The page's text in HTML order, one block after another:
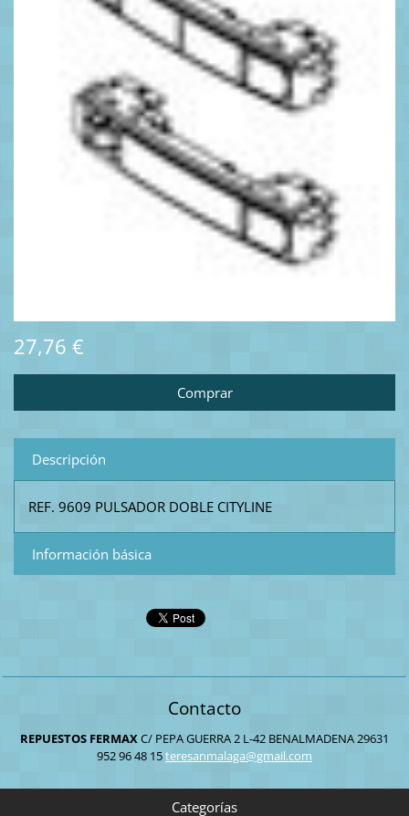
27,76 €
Descripción
REF. 9609 PULSADOR DOBLE CITYLINE
Información básica
Contacto
REPUESTOS FERMAXC/ PEPA GUERRA 2 L-42 BENALMADENA29631
952 96 48 15teresanmalaga@gmail.com
Categorías